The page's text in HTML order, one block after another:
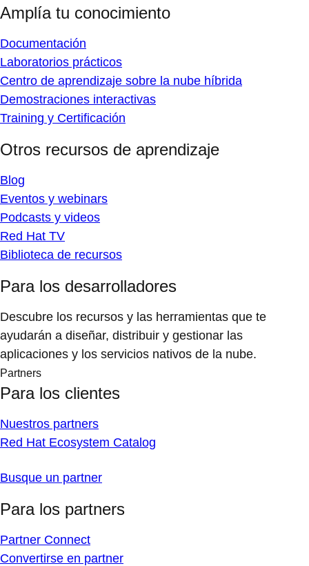
Amplía tu conocimiento
Documentación
Laboratorios prácticos
Centro de aprendizaje sobre la nube híbrida
Demostraciones interactivas
Training y Certificación
Otros recursos de aprendizaje
Blog
Eventos y webinars
Podcasts y videos
Red Hat TV
Biblioteca de recursos
Para los desarrolladores
Descubre los recursos y las herramientas que te
ayudarán a diseñar, distribuir y gestionar las
aplicaciones y los servicios nativos de la nube.
Partners
Para los clientes
Nuestros partners
Red Hat Ecosystem Catalog
Busque un partner
Para los partners
Partner Connect
Convertirse en partner